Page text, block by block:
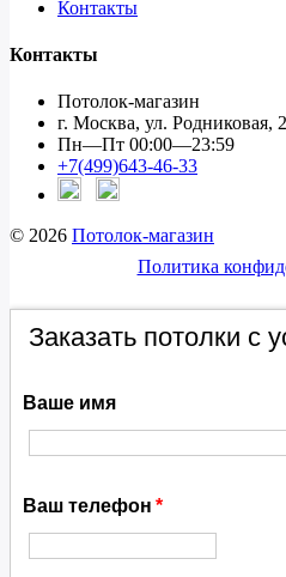
Контакты
Контакты
Потолок-магазин
г. Москва, ул. Родниковая,
Пн—Пт 00:00—23:59
+7(499)643-46-33
© 2026 Потолок-магазин
Политика
Заказать потолки с
Ваше имя
Ваш телефон